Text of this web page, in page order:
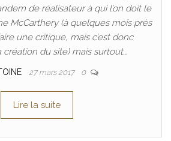
de réalisateur à qui l’on doit le
McCarthery (à quelques mois près
une critique, mais c’est donc
création du site) mais surtout…
27 mars 2017 0
Lire la suite